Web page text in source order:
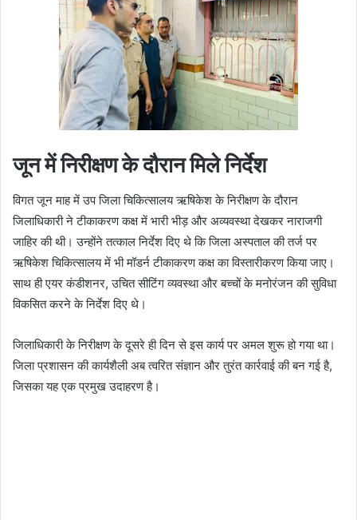
जून में निरीक्षण के दौरान मिले निर्देश
विगत जून माह में उप जिला चिकित्सालय ऋषिकेश के निरीक्षण के दौरान
जिलाधिकारी ने टीकाकरण कक्ष में भारी भीड़ और अव्यवस्था देखकर नाराजगी
जाहिर की थी। उन्होंने तत्काल निर्देश दिए थे कि जिला अस्पताल की तर्ज पर
ऋषिकेश चिकित्सालय में भी मॉडर्न टीकाकरण कक्ष का विस्तारीकरण किया जाए।
साथ ही एयर कंडीशनर, उचित सीटिंग व्यवस्था और बच्चों के मनोरंजन की सुविधा
विकसित करने के निर्देश दिए थे।
जिलाधिकारी के निरीक्षण के दूसरे ही दिन से इस कार्य पर अमल शुरू हो गया था।
जिला प्रशासन की कार्यशैली अब त्वरित संज्ञान और तुरंत कार्रवाई की बन गई है,
जिसका यह एक प्रमुख उदाहरण है।